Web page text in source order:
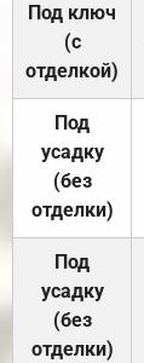
Под ключ
(с
отделкой)
Под
усадку
(без
отделки)
Под
усадку
(без
отделки)